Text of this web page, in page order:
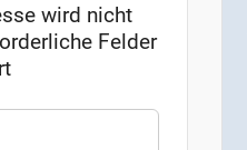
wird nicht
Felder